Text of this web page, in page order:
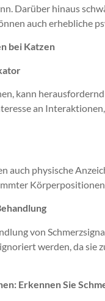
Darüber hinaus
auch erhebliche
bei Katzen
kann
an
auch physische
von
werden, da
Erkennen Sie